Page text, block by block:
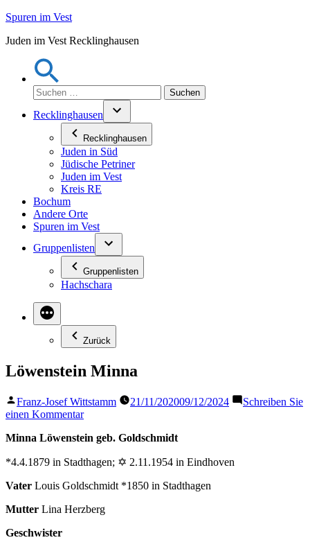
Zum
springen
Spuren im Vest
Juden im Vest Recklinghausen
Suchen
nach:
Recklinghausen
Recklinghausen
Juden in Süd
Jüdische Petriner
Juden im Vest
Kreis RE
Bochum
Andere Orte
Spuren im Vest
Gruppenlisten
Gruppenlisten
Hachschara
Zurück
Löwenstein Minna
Veröffentlicht
von
Franz-Josef Wittstamm 21/11/202009/12/2024
Schreiben Sie
einen Kommentarzu
Minna
Minna Löwenstein geb. Goldschmidt
*4.4.1879 in Stadthagen; ✡ 2.11.1954 in Eindhoven
Vater Louis Goldschmidt *1850 in Stadthagen
Mutter Lina Herzberg
Geschwister